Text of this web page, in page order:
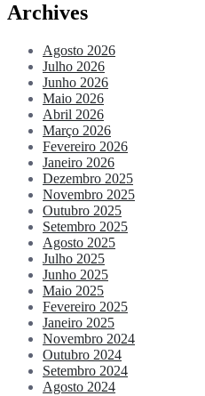
Archives
Agosto 2026
Julho 2026
Junho 2026
Maio 2026
Abril 2026
Março 2026
Fevereiro 2026
Janeiro 2026
Dezembro 2025
Novembro 2025
Outubro 2025
Setembro 2025
Agosto 2025
Julho 2025
Junho 2025
Maio 2025
Fevereiro 2025
Janeiro 2025
Novembro 2024
Outubro 2024
Setembro 2024
Agosto 2024